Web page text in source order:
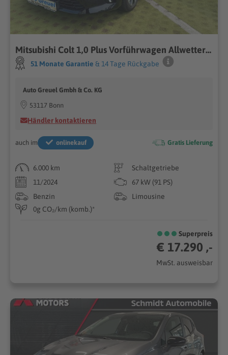
Mitsubishi Colt 1,0 Plus Vorführwagen Allwetterreifen...
51 Monate Garantie & 14 Tage Rückgabe
Auto Greuel Gmbh & Co. KG
53117 Bonn
Händler kontaktieren
auch im onlinekauf Gratis Lieferung
6.000 km
Schaltgetriebe
11/2024
67 kW (91 PS)
Benzin
Limousine
0g CO₂/km (komb.)*
Superpreis
€ 17.290 ,-
MwSt. ausweisbar